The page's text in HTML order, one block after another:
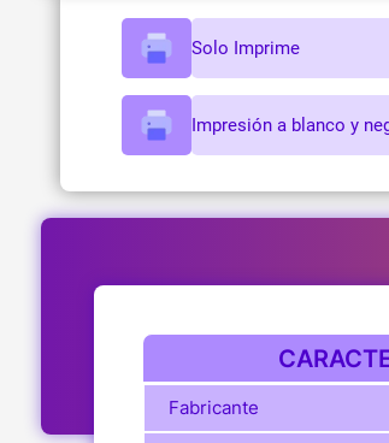
Solo Imprime
Impresión a blanco y
Fabricante